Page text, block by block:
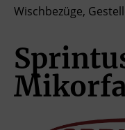
Wischbezüge,